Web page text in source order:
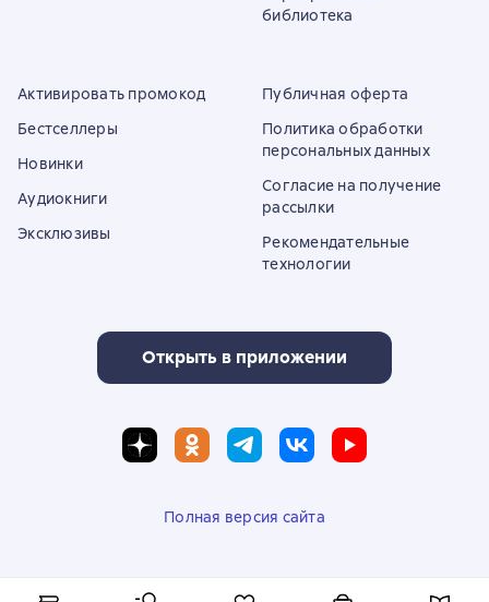
библиотека
Активировать промокод
Бестселлеры
Новинки
Аудиокниги
Эксклюзивы
Публичная оферта
Политика обработки
персональных данных
Согласие на получение
рассылки
Рекомендательные
технологии
Открыть в приложении
Полная версия сайта